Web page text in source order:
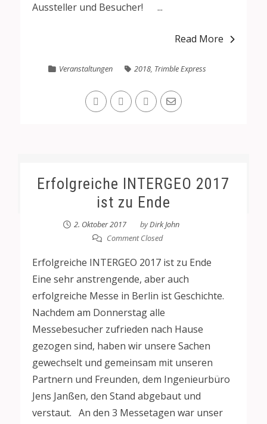
Aussteller und Besucher! ...
Read More
Veranstaltungen 2018, Trimble Express
Erfolgreiche INTERGEO 2017
ist zu Ende
2. Oktober 2017 byDirk John
Comment Closed
Erfolgreiche INTERGEO 2017 ist zu Ende
Eine sehr anstrengende, aber auch
erfolgreiche Messe in Berlin ist Geschichte.
Nachdem am Donnerstag alle
Messebesucher zufrieden nach Hause
gezogen sind, haben wir unsere Sachen
gewechselt und gemeinsam mit unseren
Partnern und Freunden, dem Ingenieurbüro
Jens Janßen, den Stand abgebaut und
verstaut. An den 3 Messetagen war unser